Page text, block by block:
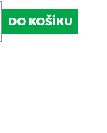
DO KOŠÍKU